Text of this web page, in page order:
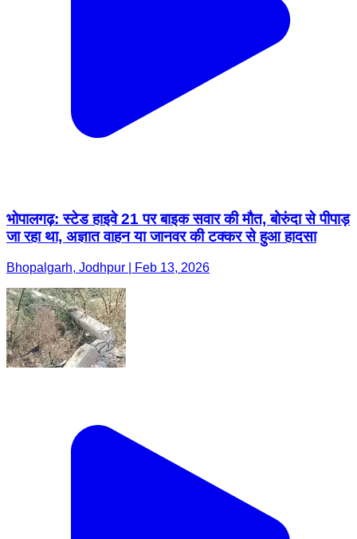
भोपालगढ़: स्टेड हाइवे 21 पर बाइक सवार की मौत, बोरुंदा से पीपाड़
जा रहा था, अज्ञात वाहन या जानवर की टक्कर से हुआ हादसा
Bhopalgarh, Jodhpur | Feb 13, 2026